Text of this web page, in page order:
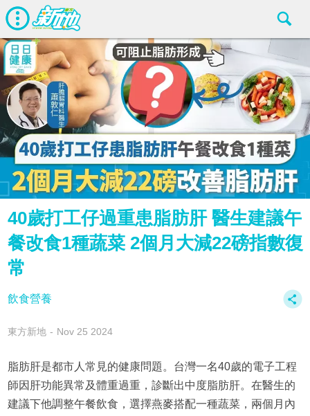
40歲打工仔過重患脂肪肝 醫生建議午
餐改食1種蔬菜 2個月大減22磅指數復
常
飲食營養
東方新地 Nov 25 2024
脂肪肝是都市人常見的健康問題。台灣一名40歲的電子工程
師因肝功能異常及體重過重，診斷出中度脂肪肝。在醫生的
建議下他調整午餐飲食，選擇燕麥搭配一種蔬菜，兩個月內